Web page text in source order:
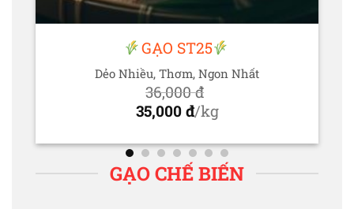
GẠO ST25
Dẻo Nhiều, Thơm, Ngon Nhất
36,000đ
Giá
là:
36,000 đ.
35,000 đ/kg
hiện
tại
là:
GẠO CHẾ BIẾN